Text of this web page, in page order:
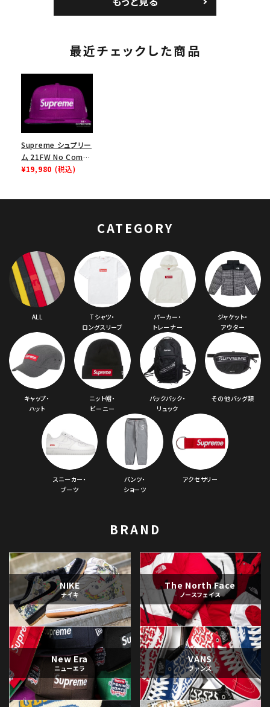
最近チェックした商品
Supreme シュプリー
ム 21FW No Comp
Box Logo New Era
¥19,980 (税込)
CATEGORY
ALL
Tシャツ・
ロングスリーブ
パーカー・
トレーナー
ジャケット・
アウター
キャップ・
ハット
ニット帽・
ビーニー
バックパック・
リュック
その他バッグ類
スニーカー・
ブーツ
パンツ・
ショーツ
アクセサリー
BRAND
NIKE
ナイキ
The North Face
ノースフェイス
New Era
ニューエラ
VANS
ヴァンズ